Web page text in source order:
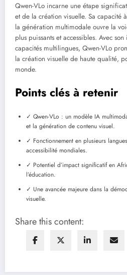
Qwen-VLo incarne une étape
et de la création visuelle. Sa capacité
la génération multimodale ouvre la
plus puissants et accessibles. Avec
capacités multilingues, Qwen-VLo
la création visuelle de haute qualité,
monde.
Points clés à retenir
✓ Qwen-VLo : un modèle IA
et la génération de contenu visuel.
✓ Fonctionnement en plusieurs
accessibilité mondiales.
✓ Potentiel d’impact significatif en
l’éducation.
✓ Une avancée majeure dans la
visuelle.
Share this content: